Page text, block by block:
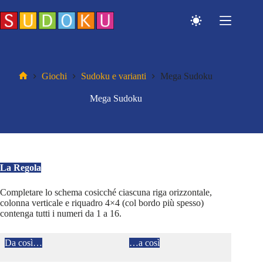
al
contenuto
Giochi Sudoku e varianti Mega Sudoku
Mega Sudoku
La Regola
Completare lo schema cosicché ciascuna riga orizzontale,
colonna verticale e riquadro 4×4 (col bordo più spesso)
contenga tutti i numeri da 1 a 16.
Da così… …a così